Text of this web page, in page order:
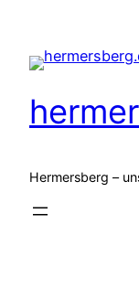
springen
Hermersberg –